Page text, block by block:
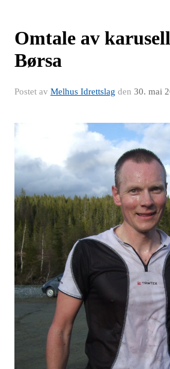
Omtale av
Børsa
Postet av Melhus Idrettslag den 30. mai